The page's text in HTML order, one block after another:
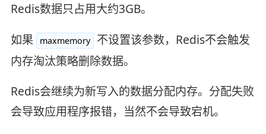
Redis数据只占用大约3GB。
如果
maxmemory
不设置该参数，Redis不会触发
内存淘汰策略删除数据。
Redis会继续为新写入的数据分配内存。分配失败
会导致应用程序报错，当然不会导致宕机。